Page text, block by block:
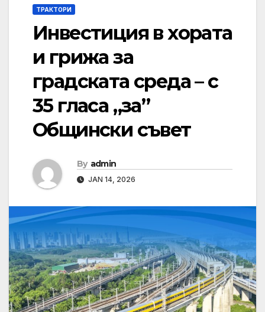
ТРАКТОРИ
Инвестиция в хората
и грижа за
градската среда – с
35 гласа „за”
Общински съвет
By admin
JAN 14, 2026